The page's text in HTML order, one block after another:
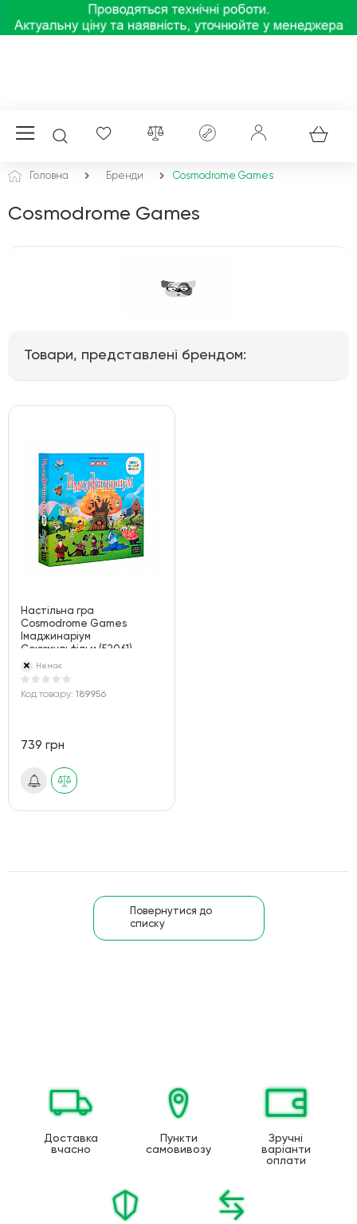
Головна Бренди Cosmodrome Games
Cosmodrome Games
Товари, представлені брендом:
Настільна гра
Cosmodrome Games
Імаджинаріум
Союзмульфільм (52061)
Немає
Код товару: 189956
739 грн
Повернутися до
списку
Доставка
вчасно
Пункти
самовивозу
Зручні
варіанти
оплати